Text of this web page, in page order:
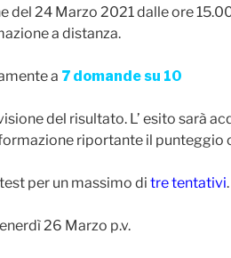
24 Marzo 2021 dalle ore
a distanza.
a 7 domande su 10
del risultato. L’ esito sarà
riportante il punteggio
per un massimo di tre tentativi.
26 Marzo p.v.